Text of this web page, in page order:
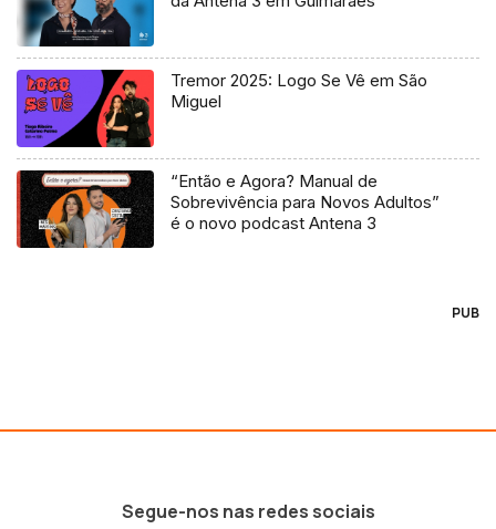
Tremor 2025: Logo Se Vê em São
Miguel
“Então e Agora? Manual de
Sobrevivência para Novos Adultos”
é o novo podcast Antena 3
PUB
Segue-nos nas redes sociais